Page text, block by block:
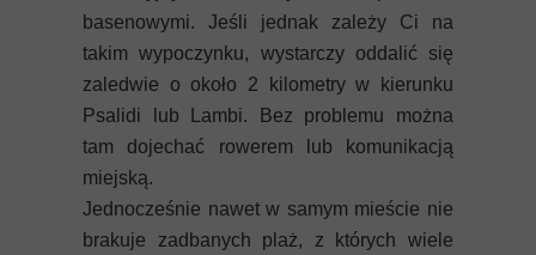
basenowymi. Jeśli jednak zależy Ci na
takim wypoczynku, wystarczy oddalić się
zaledwie o około 2 kilometry w kierunku
Psalidi lub Lambi. Bez problemu można
tam dojechać rowerem lub komunikacją
miejską.
Jednocześnie nawet w samym mieście nie
brakuje zadbanych plaż, z których wiele